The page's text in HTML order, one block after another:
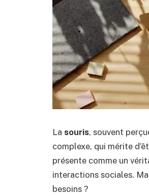
La souris, souvent
complexe, qui mérite
présente comme un
interactions sociales.
besoins ?